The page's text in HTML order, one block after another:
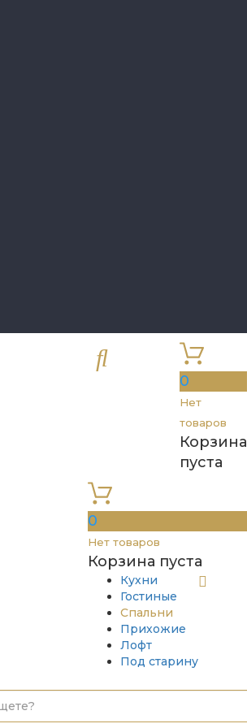
0
Нет
товаров
Корзина
пуста
0
Нет товаров
Корзина пуста
Кухни
Гостиные
Спальни
Прихожие
Лофт
Под старину